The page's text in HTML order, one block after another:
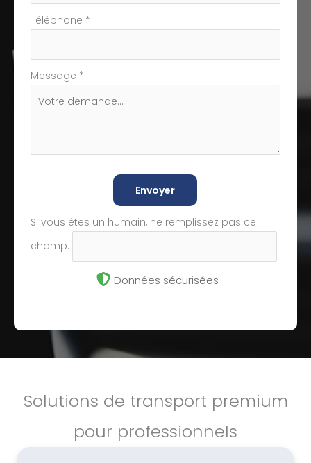
Téléphone *
Message *
Envoyer
Si vous êtes un humain, ne remplissez pas ce
champ.
Données sécurisées
Solutions de transport premium
pour professionnels